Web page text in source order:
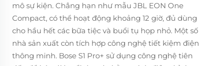
mô sự kiện. Chẳng hạn như mẫu JBL EON One
Compact, có thể hoạt động khoảng 12 giờ, đủ dùng
cho hầu hết các bữa tiệc và buổi tụ họp nhỏ. Một số
nhà sản xuất còn tích hợp công nghệ tiết kiệm điện
thông minh. Bose S1 Pro+ sử dụng công nghệ tiên